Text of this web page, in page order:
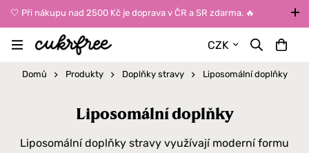
🤍 Při nákupu nad 2500 Kč je doprava v ČR a SR zdarma. 🔥
UPOZORNĚNÍ: Během léta vybírejte dopravu kurýrem nebo do Z-
BOXů umístěných uvnitř budov. Reklamace zboží způsobené
CZK
Domů Produkty Doplňky stravy Liposomální doplňky
Liposomální doplňky
Liposomální doplňky stravy využívají moderní formu